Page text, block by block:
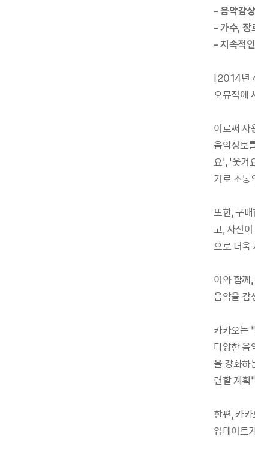
- 음악감
- 가수, 장
- 지속적
[2014년
오뮤직에
이로써 사
음악정보
요’, ‘웃
기로 소통
또한, 구
고, 자신
으로 더욱
이와 함께
음악을 감
카카오는
다양한 음
을 강화하
련할 계획
한편, 카
업데이트